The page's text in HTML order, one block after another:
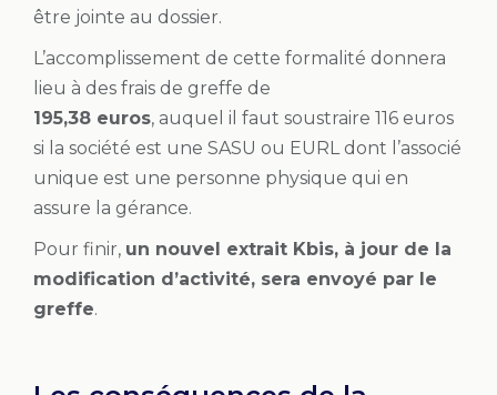
être jointe au dossier.
L’accomplissement de cette formalité donnera
lieu à des frais de greffe de
195,38 euros, auquel il faut soustraire 116 euros
si la société est une SASU ou EURL dont l’associé
unique est une personne physique qui en
assure la gérance.
Pour finir, un nouvel extrait Kbis, à jour de la
modification d’activité, sera envoyé par le
greffe.